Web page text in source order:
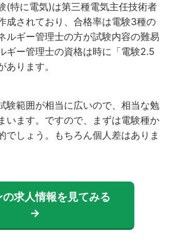
(特に電気)は第三種電気主任技術者
成されており、合格率は電験3種の
ルギー管理士の方が試験内容の難易
ギー管理士の資格は時に「電験2.5
ります。
験範囲が相当に広いので、相当な勉
います。ですので、まずは電験種か
でしょう。もちろん個人差はありま
の求人情報を見てみる
→